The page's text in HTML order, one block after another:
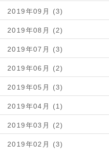
2019年09月 (3)
2019年08月 (2)
2019年07月 (3)
2019年06月 (2)
2019年05月 (3)
2019年04月 (1)
2019年03月 (2)
2019年02月 (3)